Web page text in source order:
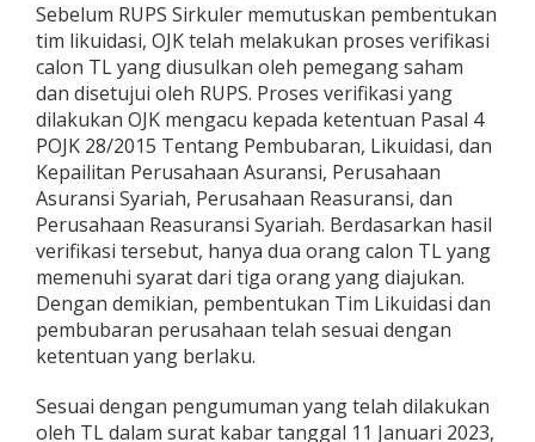
i
Sebelum RUPS Sirkuler memutuskan pembentukan
tim likuidasi, OJK telah melakukan proses verifikasi
calon TL yang diusulkan oleh pemegang saham
dan disetujui oleh RUPS. Proses verifikasi yang
dilakukan OJK mengacu kepada ketentuan Pasal 4
POJK 28/2015 Tentang Pembubaran, Likuidasi, dan
Kepailitan Perusahaan Asuransi, Perusahaan
Asuransi Syariah, Perusahaan Reasuransi, dan
Perusahaan Reasuransi Syariah. Berdasarkan hasil
verifikasi tersebut, hanya dua orang calon TL yang
memenuhi syarat dari tiga orang yang diajukan.
Dengan demikian, pembentukan Tim Likuidasi dan
pembubaran perusahaan telah sesuai dengan
ketentuan yang berlaku.
Sesuai dengan pengumuman yang telah dilakukan
oleh TL dalam surat kabar tanggal 11 Januari 2023,